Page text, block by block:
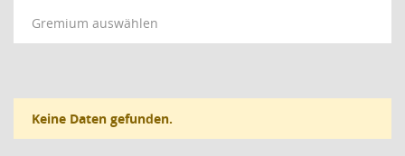
Gremium auswählen
Keine Daten gefunden.